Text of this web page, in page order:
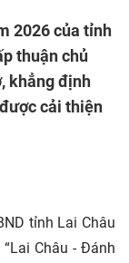
2026 của tỉnh
thuận chủ
khẳng định
cải thiện
tỉnh Lai Châu
Châu - Đánh